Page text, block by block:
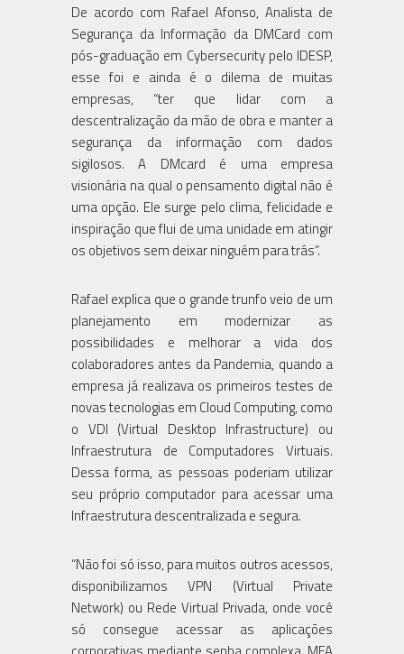
De acordo com Rafael Afonso, Analista de
Segurança da Informação da DMCard com
pós-graduação em Cybersecurity pelo IDESP,
esse foi e ainda é o dilema de muitas
empresas, “ter que lidar com a
descentralização da mão de obra e manter a
segurança da informação com dados
sigilosos. A DMcard é uma empresa
visionária na qual o pensamento digital não é
uma opção. Ele surge pelo clima, felicidade e
inspiração que flui de uma unidade em atingir
os objetivos sem deixar ninguém para trás”.
Rafael explica que o grande trunfo veio de um
planejamento em modernizar as
possibilidades e melhorar a vida dos
colaboradores antes da Pandemia, quando a
empresa já realizava os primeiros testes de
novas tecnologias em Cloud Computing, como
o VDI (Virtual Desktop Infrastructure) ou
Infraestrutura de Computadores Virtuais.
Dessa forma, as pessoas poderiam utilizar
seu próprio computador para acessar uma
Infraestrutura descentralizada e segura.
“Não foi só isso, para muitos outros acessos,
disponibilizamos VPN (Virtual Private
Network) ou Rede Virtual Privada, onde você
só consegue acessar as aplicações